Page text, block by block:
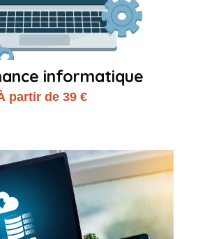
informatique
partir de 39 €